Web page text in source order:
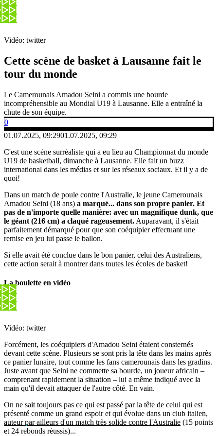
Vidéo: twitter
Cette scène de basket à Lausanne fait le
tour du monde
Le Camerounais Amadou Seini a commis une bourde
incompréhensible au Mondial U19 à Lausanne. Elle a entraîné la
chute de son équipe.
0
01.07.2025, 09:2901.07.2025, 09:29
C'est une scène surréaliste qui a eu lieu au Championnat du monde
U19 de basketball, dimanche à Lausanne. Elle fait un buzz
international dans les médias et sur les réseaux sociaux. Et il y a de
quoi!
Dans un match de poule contre l'Australie, le jeune Camerounais
Amadou Seini (18 ans) a marqué... dans son propre panier. Et
pas de n'importe quelle manière: avec un magnifique dunk, que
le géant (216 cm) a claqué rageusement. Auparavant, il s'était
parfaitement démarqué pour que son coéquipier effectuant une
remise en jeu lui passe le ballon.
Si elle avait été conclue dans le bon panier, celui des Australiens,
cette action serait à montrer dans toutes les écoles de basket!
La boulette en vidéo
Vidéo: twitter
Forcément, les coéquipiers d'Amadou Seini étaient consternés
devant cette scène. Plusieurs se sont pris la tête dans les mains après
ce panier lunaire, tout comme les fans camerounais dans les gradins.
Juste avant que Seini ne commette sa bourde, un joueur africain –
comprenant rapidement la situation – lui a même indiqué avec la
main qu'il devait attaquer de l'autre côté. En vain.
On ne sait toujours pas ce qui est passé par la tête de celui qui est
présenté comme un grand espoir et qui évolue dans un club italien,
auteur par ailleurs d'un match très solide contre l'Australie (15 points
et 24 rebonds réussis)...